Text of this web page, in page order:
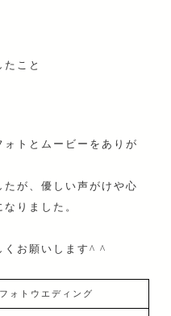
こと
ォトとムービーをありが
が、優しい声がけや心
りました。
くお願いします^ ^
ォトウエディング